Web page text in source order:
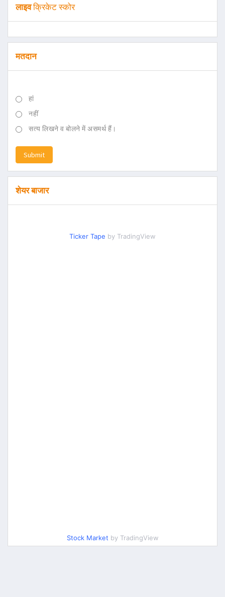
लाइवक्रिकेट स्कोर
मतदान
हां
नहीं
सत्य लिखने व बोलने में असमर्थ हैं।
Submit
शेयर बाजार
Ticker Tape by TradingView
Stock Market by TradingView